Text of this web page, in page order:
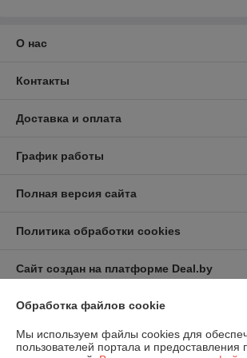
О нас
Контакты
Доставка и оплата
График работы
Полная версия сайта
Политика обработки cookies
Сайт создан на платформе Deal.by
Индивидуальный предприниматель:ИП
Обработка файлов cookie
Мы используем файлы cookies для
пользователей портала и предоставления